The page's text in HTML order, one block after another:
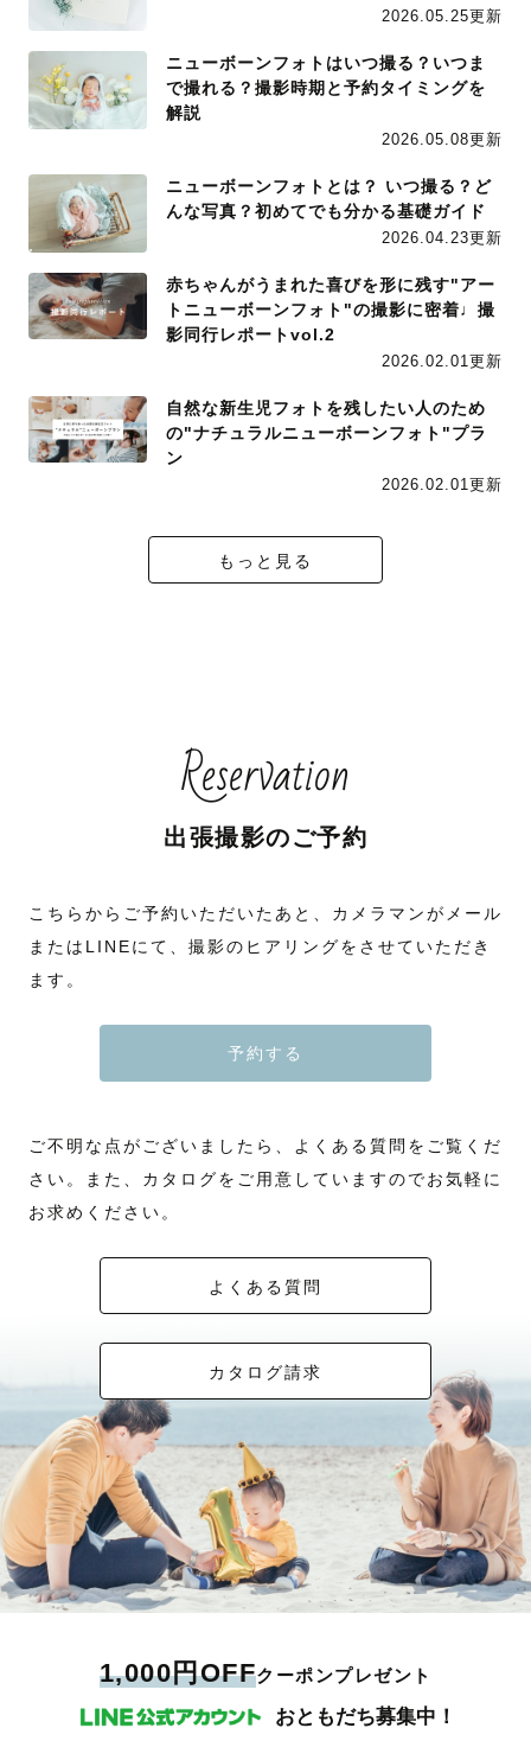
2026.05.25更新
ニューボーンフォトはいつ撮る？いつま
で撮れる？撮影時期と予約タイミングを
解説
2026.05.08更新
ニューボーンフォトとは？ いつ撮る？ど
んな写真？初めてでも分かる基礎ガイド
2026.04.23更新
赤ちゃんがうまれた喜びを形に残す"アー
トニューボーンフォト"の撮影に密着♩撮
影同行レポートvol.2
2026.02.01更新
自然な新生児フォトを残したい人のため
の"ナチュラルニューボーンフォト"プラ
ン
2026.02.01更新
もっと見る
Reservation
出張撮影のご予約
こちらからご予約いただいたあと、カメラマンがメール
またはLINEにて、撮影のヒアリングをさせていただき
ます。
予約する
ご不明な点がございましたら、よくある質問をご覧くだ
さい。また、カタログをご用意していますのでお気軽に
お求めください。
よくある質問
カタログ請求
1,000円OFFクーポンプレゼント
おともだち募集中！